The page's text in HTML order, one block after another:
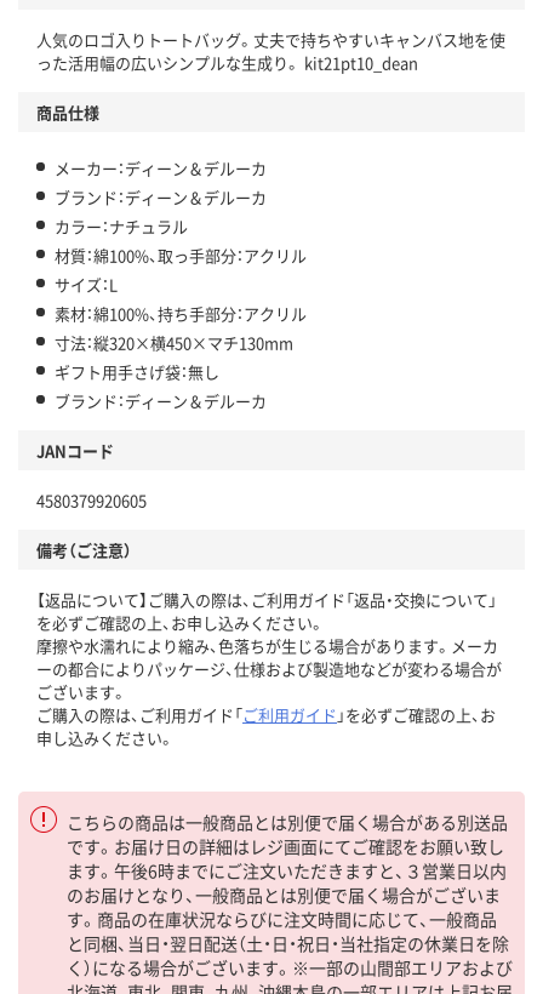
人気のロゴ入りトートバッグ。丈夫で持ちやすいキャンバス地を使
った活用幅の広いシンプルな生成り。 kit21pt10_dean
商品仕様
メーカー：ディーン＆デルーカ
ブランド：ディーン＆デルーカ
カラー：ナチュラル
材質：綿100%、取っ手部分：アクリル
サイズ：L
素材：綿100%、持ち手部分：アクリル
寸法：縦320×横450×マチ130mm
ギフト用手さげ袋：無し
ブランド：ディーン＆デルーカ
JANコード
4580379920605
備考（ご注意）
【返品について】ご購入の際は、ご利用ガイド「返品・交換について」
を必ずご確認の上、お申し込みください。
摩擦や水濡れにより縮み、色落ちが生じる場合があります。メーカ
ーの都合によりパッケージ、仕様および製造地などが変わる場合が
ございます。
ご購入の際は、ご利用ガイド「ご利用ガイド 」を必ずご確認の上、お
申し込みください。
こちらの商品は一般商品とは別便で届く場合がある別送品
です。お届け日の詳細はレジ画面にてご確認をお願い致し
ます。午後6時までにご注文いただきますと、３営業日以内
のお届けとなり、一般商品とは別便で届く場合がございま
す。商品の在庫状況ならびに注文時間に応じて、一般商品
と同梱、当日・翌日配送（土・日・祝日・当社指定の休業日を除
く）になる場合がございます。※一部の山間部エリアおよび